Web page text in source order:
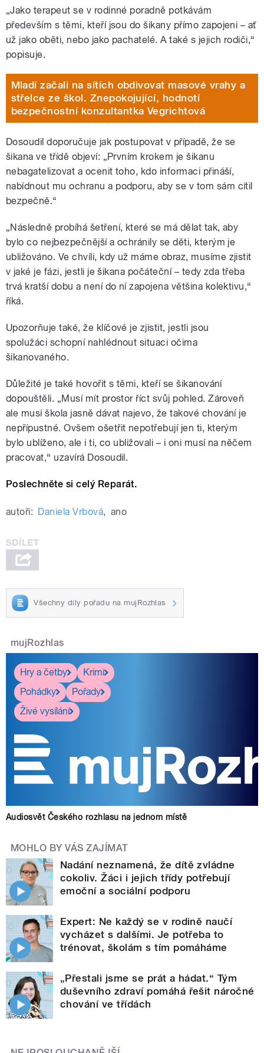
„Jako terapeut se v rodinné poradně potkávám
především s těmi, kteří jsou do šikany přímo zapojeni – ať
už jako oběti, nebo jako pachatelé. A také s jejich rodiči,“
popisuje.
Mladí začali na sítích obdivovat masové vrahy a
střelce ze škol. Znepokojující, hodnotí
bezpečnostní konzultantka Vegrichtová
Dosoudil doporučuje jak postupovat v případě, že se
šikana ve třídě objeví: „Prvním krokem je šikanu
nebagatelizovat a ocenit toho, kdo informaci přináší,
nabídnout mu ochranu a podporu, aby se v tom sám cítil
bezpečně.“
„Následně probíhá šetření, které se má dělat tak, aby
bylo co nejbezpečnější a ochránily se děti, kterým je
ubližováno. Ve chvíli, kdy už máme obraz, musíme zjistit
v jaké je fázi, jestli je šikana počáteční – tedy zda třeba
trvá kratší dobu a není do ní zapojena většina kolektivu,“
říká.
Upozorňuje také, že klíčové je zjistit, jestli jsou
spolužáci schopní nahlédnout situaci očima
šikanovaného.
Důležité je také hovořit s těmi, kteří se šikanování
dopouštěli. „Musí mít prostor říct svůj pohled. Zároveň
ale musí škola jasně dávat najevo, že takové chování je
nepřípustné. Ovšem ošetřit nepotřebují jen ti, kterým
bylo ublíženo, ale i ti, co ubližovali – i oni musí na něčem
pracovat,“ uzavírá Dosoudil.
Poslechněte si celý Reparát.
autoři: Daniela Vrbová, ano
Všechny díly pořadu na mujRozhlas
mujRozhlas
Hry a četby
Krimi
Pohádky
Pořady
Živé vysílání
Audiosvět Českého rozhlasu na jednom místě
MOHLO BY VÁS ZAJÍMAT
Nadání neznamená, že dítě zvládne
cokoliv. Žáci i jejich třídy potřebují
emoční a sociální podporu
Expert: Ne každý se v rodině naučí
vycházet s dalšími. Je potřeba to
trénovat, školám s tím pomáháme
„Přestali jsme se prát a hádat.“ Tým
duševního zdraví pomáhá řešit náročné
chování ve třídách